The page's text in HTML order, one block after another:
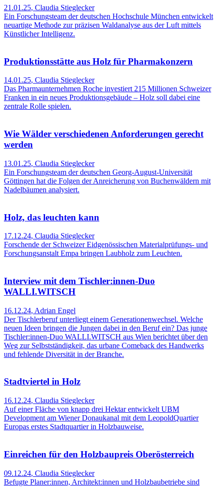
21.01.25, Claudia Stieglecker
Ein Forschungsteam der deutschen Hochschule München entwickelt
neuartige Methode zur präzisen Waldanalyse aus der Luft mittels
Künstlicher Intelligenz.
Produktionsstätte aus Holz für Pharmakonzern
14.01.25, Claudia Stieglecker
Das Pharmaunternehmen Roche investiert 215 Millionen Schweizer
Franken in ein neues Produktionsgebäude – Holz soll dabei eine
zentrale Rolle spielen.
Wie Wälder verschiedenen Anforderungen gerecht
werden
13.01.25, Claudia Stieglecker
Ein Forschungsteam der deutschen Georg-August-Universität
Göttingen hat die Folgen der Anreicherung von Buchenwäldern mit
Nadelbäumen analysiert.
Holz, das leuchten kann
17.12.24, Claudia Stieglecker
Forschende der Schweizer Eidgenössischen Materialprüfungs- und
Forschungsanstalt Empa bringen Laubholz zum Leuchten.
Interview mit dem Tischler:innen-Duo
WALLI.WITSCH
16.12.24, Adrian Engel
Der Tischlerberuf unterliegt einem Generationenwechsel. Welche
neuen Ideen bringen die Jungen dabei in den Beruf ein? Das junge
Tischler:innen-Duo WALLI.WITSCH aus Wien berichtet über den
Weg zur Selbstständigkeit, das urbane Comeback des Handwerks
und fehlende Diversität in der Branche.
Stadtviertel in Holz
16.12.24, Claudia Stieglecker
Auf einer Fläche von knapp drei Hektar entwickelt UBM
Development am Wiener Donaukanal mit dem LeopoldQuartier
Europas erstes Stadtquartier in Holzbauweise.
Einreichen für den Holzbaupreis Oberösterreich
09.12.24, Claudia Stieglecker
Befugte Planer:innen, Architekt:innen und Holzbaubetriebe sind